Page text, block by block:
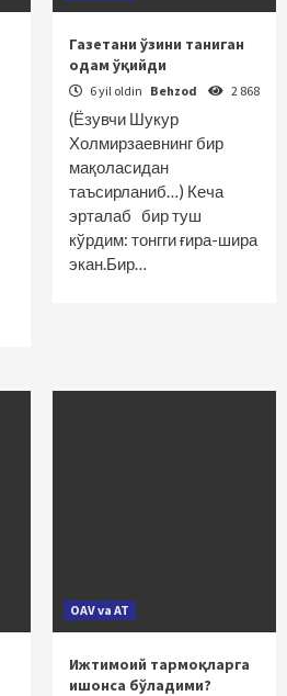
Газетани ўзини таниган
одам ўқийди
6 yil oldin Behzod 2 868
(Ёзувчи Шукур
Холмирзаевнинг бир
мақоласидан
таъсирланиб…) Кеча
эрталаб бир туш
кўрдим: тонгги ғира-шира
экан.Бир…
OAV va AT
Ижтимоий тармоқларга
ишонса бўладими?